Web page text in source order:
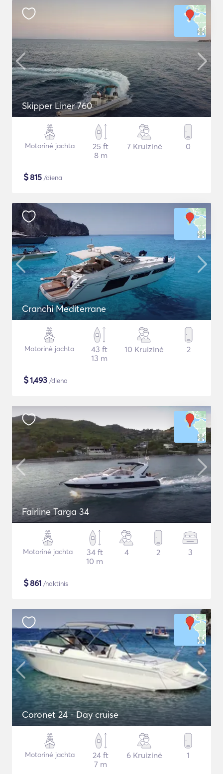
Skipper Liner 760
Motorinė jachta
25 ft
8 m
7 Kruizinė 0
$815 /diena
Cranchi Mediterrane
Motorinė jachta
43 ft
13 m
10 Kruizinė 2
$1,493 /diena
Fairline Targa 34
Motorinė jachta
34 ft
10 m
4 2 3
$861 /naktinis
Coronet 24 - Day cruise
Motorinė jachta
24 ft
7 m
6 Kruizinė 1